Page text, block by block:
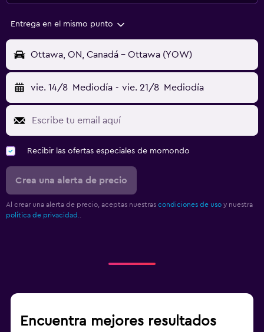
Entrega en el mismo punto
Ottawa, ON, Canadá - Ottawa (YOW)
vie. 14/8 Mediodía - vie. 21/8 Mediodía
Recibir las ofertas especiales de momondo
Crea una alerta de precio
Al crear una alerta de precio, aceptas nuestras condiciones de uso y nuestra
política de privacidad..
Encuentra mejores resultados